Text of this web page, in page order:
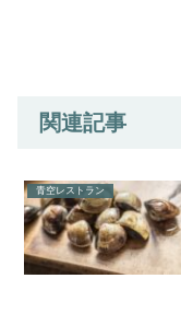
関連記事
青空レストラン